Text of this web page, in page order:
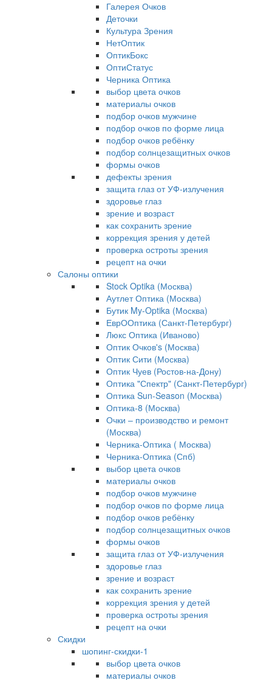
Галерея Очков
Деточки
Культура Зрения
НетОптик
ОптикБокс
ОптиСтатус
Черника Оптика
выбор цвета очков
материалы очков
подбор очков мужчине
подбор очков по форме лица
подбор очков ребёнку
подбор солнцезащитных очков
формы очков
дефекты зрения
защита глаз от УФ-излучения
здоровье глаз
зрение и возраст
как сохранить зрение
коррекция зрения у детей
проверка остроты зрения
рецепт на очки
Салоны оптики
Stock Optika (Москва)
Аутлет Оптика (Москва)
Бутик My-Optika (Москва)
ЕврООптика (Санкт-Петербург)
Люкс Оптика (Иваново)
Оптик Очков's (Москва)
Оптик Сити (Москва)
Оптик Чуев (Ростов-на-Дону)
Оптика "Спектр" (Санкт-Петербург)
Оптика Sun-Season (Москва)
Оптика-8 (Москва)
Очки – производство и ремонт
(Москва)
Черника-Оптика ( Москва)
Черника-Оптика (Спб)
выбор цвета очков
материалы очков
подбор очков мужчине
подбор очков по форме лица
подбор очков ребёнку
подбор солнцезащитных очков
формы очков
защита глаз от УФ-излучения
здоровье глаз
зрение и возраст
как сохранить зрение
коррекция зрения у детей
проверка остроты зрения
рецепт на очки
Скидки
шопинг-скидки-1
выбор цвета очков
материалы очков